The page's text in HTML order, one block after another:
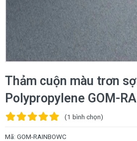
Thảm cuộn màu trơn
Polypropylene GOM-
(1 bình chọn)
Mã: GOM-RAINBOWC